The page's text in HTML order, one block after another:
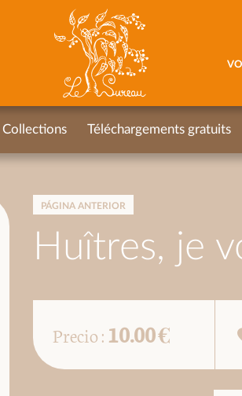
PÁGINA ANTERIOR
Huîtres, je
Precio : 10.00 €
Collections Téléchargements gratuits